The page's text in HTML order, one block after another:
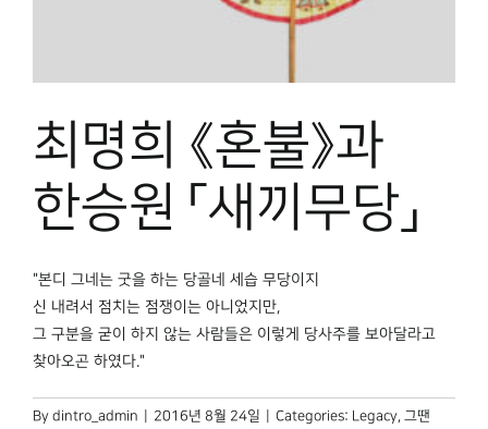
최명희 《혼불》과
한승원 「새끼무당」
"본디 그네는 굿을 하는 당골네 세습 무당이지
신 내려서 점치는 점쟁이는 아니었지만,
그 구분을 굳이 하지 않는 사람들은 이렇게 당사주를 보아달라고
찾아오곤 하였다."
By dintro_admin 2016년 8월 24일 Categories: Legacy, 그땐